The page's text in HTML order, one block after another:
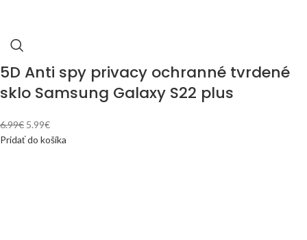
5D Anti spy privacy ochranné tvrdené
sklo Samsung Galaxy S22 plus
6.99€ 5.99€
Pridať do košíka